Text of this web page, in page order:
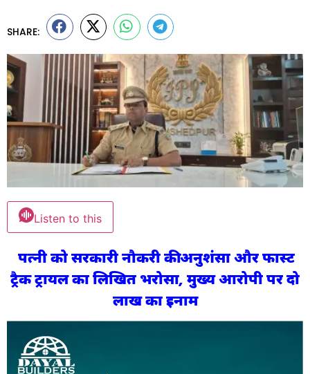
SHARE:
Listen to this
पत्नी को सरकारी नौकरी की अनुशंसा और फास्ट
ट्रैक ट्रायल का लिखित भरोसा, मुख्य आरोपी पर दो
लाख का इनाम